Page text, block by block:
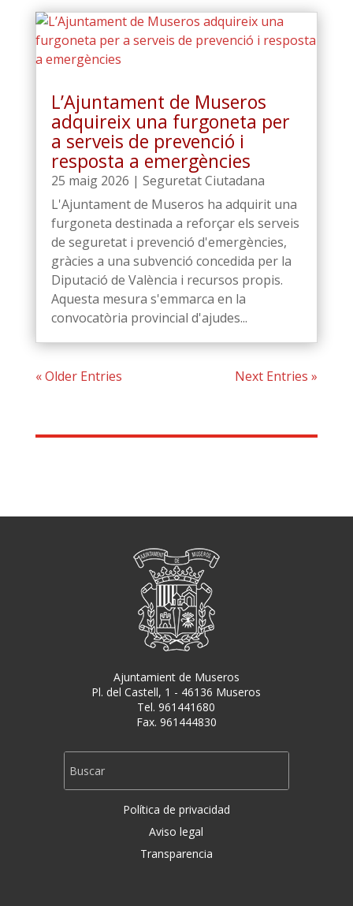
L’Ajuntament de Museros
adquireix una furgoneta per
a serveis de prevenció i
resposta a emergències
25 maig 2026 | Seguretat Ciutadana
L'Ajuntament de Museros ha adquirit una
furgoneta destinada a reforçar els serveis
de seguretat i prevenció d'emergències,
gràcies a una subvenció concedida per la
Diputació de València i recursos propis.
Aquesta mesura s'emmarca en la
convocatòria provincial d'ajudes...
« Older Entries Next Entries »
Ajuntamient de Museros
Pl. del Castell, 1 - 46136 Museros
Tel. 961441680
Fax. 961444830
Política de privacidad
Aviso legal
Transparencia